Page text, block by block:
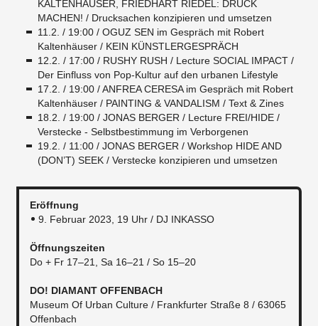
KALTENHÄUSER, FRIEDHART RIEDEL: DRUCK
MACHEN! / Drucksachen konzipieren und umsetzen
11.2. / 19:00 / OGUZ SEN im Gespräch mit Robert
Kaltenhäuser / KEIN KÜNSTLERGESPRÄCH
12.2. / 17:00 / RUSHY RUSH / Lecture SOCIAL IMPACT /
Der Einfluss von Pop-Kultur auf den urbanen Lifestyle
17.2. / 19:00 / ANFREA CERESA im Gespräch mit Robert
Kaltenhäuser / PAINTING & VANDALISM / Text & Zines
18.2. / 19:00 / JONAS BERGER / Lecture FREI/HIDE /
Verstecke - Selbstbestimmung im Verborgenen
19.2. / 11:00 / JONAS BERGER / Workshop HIDE AND
(DON’T) SEEK / Verstecke konzipieren und umsetzen
Eröffnung
9. Februar 2023, 19 Uhr / DJ INKASSO
Öffnungszeiten
Do + Fr 17–21, Sa 16–21 / So 15–20
DO! DIAMANT OFFENBACH
Museum Of Urban Culture / Frankfurter Straße 8 / 63065
Offenbach